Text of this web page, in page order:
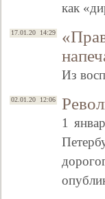
как
17.01.20 14:29
Из
02.01.20 12:06
1